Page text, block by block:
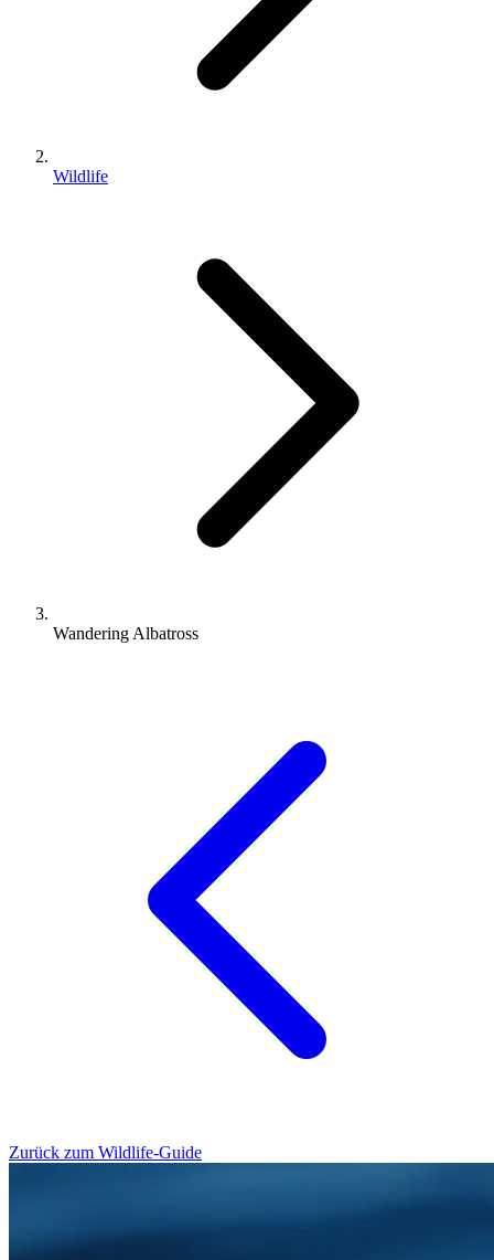
Wildlife
Wandering Albatross
Zurück zum Wildlife-Guide